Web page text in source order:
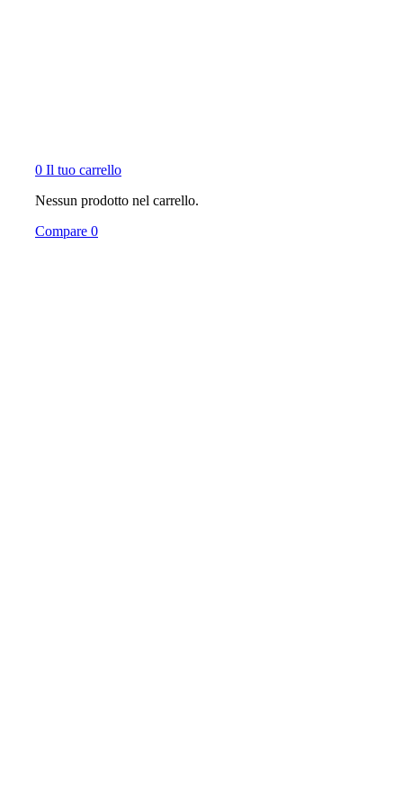
0 Il tuo carrello
Nessun prodotto nel carrello.
Compare 0